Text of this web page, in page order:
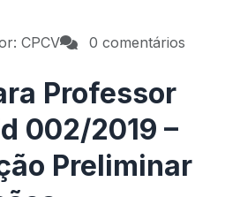
CPCV 0 comentários
Professor
002/2019 –
Preliminar